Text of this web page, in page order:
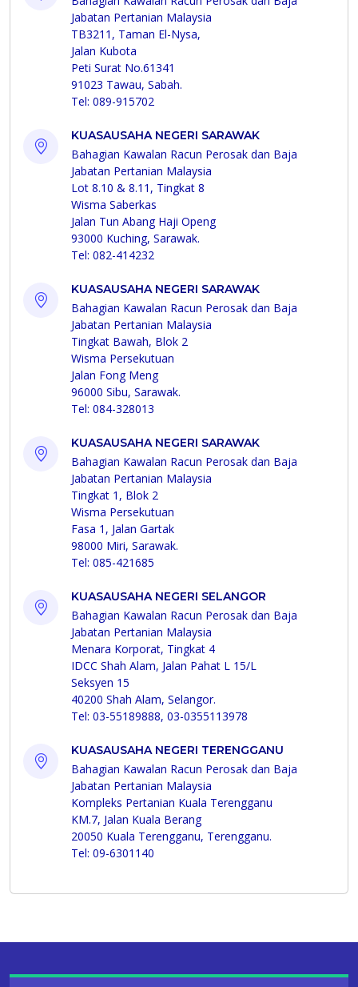
Jabatan Pertanian Malaysia
TB3211, Taman El-Nysa,
Jalan Kubota
Peti Surat No.61341
91023 Tawau, Sabah.
Tel: 089-915702
KUASAUSAHA NEGERI SARAWAK
Bahagian Kawalan Racun Perosak dan Baja
Jabatan Pertanian Malaysia
Lot 8.10 & 8.11, Tingkat 8
Wisma Saberkas
Jalan Tun Abang Haji Openg
93000 Kuching, Sarawak.
Tel: 082-414232
KUASAUSAHA NEGERI SARAWAK
Bahagian Kawalan Racun Perosak dan Baja
Jabatan Pertanian Malaysia
Tingkat Bawah, Blok 2
Wisma Persekutuan
Jalan Fong Meng
96000 Sibu, Sarawak.
Tel: 084-328013
KUASAUSAHA NEGERI SARAWAK
Bahagian Kawalan Racun Perosak dan Baja
Jabatan Pertanian Malaysia
Tingkat 1, Blok 2
Wisma Persekutuan
Fasa 1, Jalan Gartak
98000 Miri, Sarawak.
Tel: 085-421685
KUASAUSAHA NEGERI SELANGOR
Bahagian Kawalan Racun Perosak dan Baja
Jabatan Pertanian Malaysia
Menara Korporat, Tingkat 4
IDCC Shah Alam, Jalan Pahat L 15/L
Seksyen 15
40200 Shah Alam, Selangor.
Tel: 03-55189888, 03-0355113978
KUASAUSAHA NEGERI TERENGGANU
Bahagian Kawalan Racun Perosak dan Baja
Jabatan Pertanian Malaysia
Kompleks Pertanian Kuala Terengganu
KM.7, Jalan Kuala Berang
20050 Kuala Terengganu, Terengganu.
Tel: 09-6301140